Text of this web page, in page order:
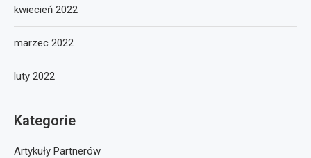
kwiecień 2022
marzec 2022
luty 2022
Kategorie
Artykuły Partnerów